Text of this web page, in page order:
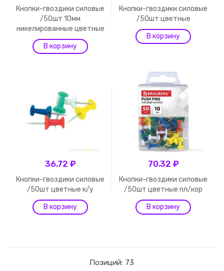
Кнопки-гвоздики силовые
/50шт 10мм
никелированные цветные
Кнопки-гвоздики силовые
/50шт цветные
36.72 ₽
Кнопки-гвоздики силовые
/50шт цветные к/у
70.32 ₽
Кнопки-гвоздики силовые
/50шт цветные пл/кор
Позиций: 73